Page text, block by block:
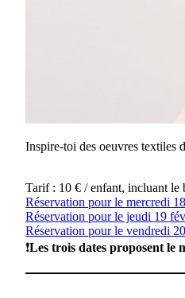
Inspire-toi des oeuvres textiles
Tarif : 10 € / enfant, incluant le
Réservation pour le mercredi
Réservation pour le jeudi 19
Réservation pour le vendredi
❗Les trois dates proposent le